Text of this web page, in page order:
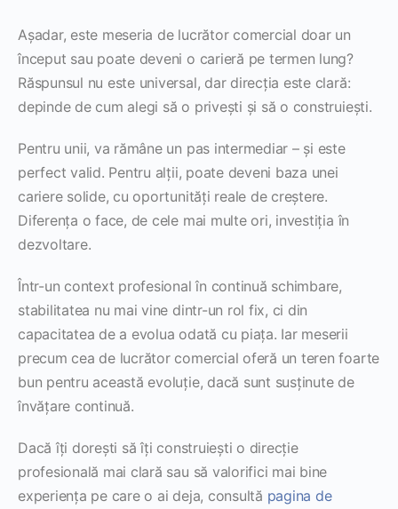
Așadar, este meseria de lucrător comercial doar un
început sau poate deveni o carieră pe termen lung?
Răspunsul nu este universal, dar direcția este clară:
depinde de cum alegi să o privești și să o construiești.
Pentru unii, va rămâne un pas intermediar – și este
perfect valid. Pentru alții, poate deveni baza unei
cariere solide, cu oportunități reale de creștere.
Diferența o face, de cele mai multe ori, investiția în
dezvoltare.
Într-un context profesional în continuă schimbare,
stabilitatea nu mai vine dintr-un rol fix, ci din
capacitatea de a evolua odată cu piața. Iar meserii
precum cea de lucrător comercial oferă un teren foarte
bun pentru această evoluție, dacă sunt susținute de
învățare continuă.
Dacă îți dorești să îți construiești o direcție
profesională mai clară sau să valorifici mai bine
experiența pe care o ai deja, consultă pagina de